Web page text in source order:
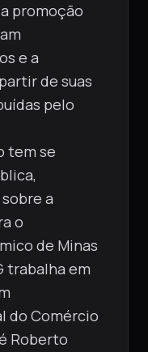
promoção
e a
de suas
pelo
tem se
a
o
de Minas
trabalha em
do Comércio
Roberto